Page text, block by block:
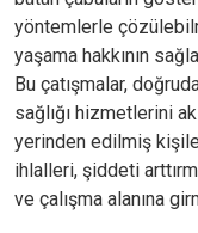
yöntemlerle
yaşama hakkının
Bu çatışmalar,
sağlığı hizmetlerini
yerinden edilmiş
ihlalleri, şiddeti
ve çalışma alanına